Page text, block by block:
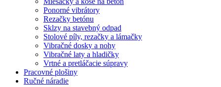
Ponorné vibrátory
Rezačky betónu
Sklzy na stavebný odpad
Stolové píly, rezačky a lámačky
Vibračné dosky a nohy
Vibračné laty a hladičky
Vrtné a pretláčacie súpravy
Pracovné plošiny
Ručné náradie